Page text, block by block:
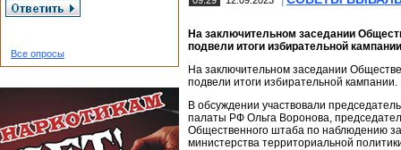
Все опросы
На заключительном заседании
подвели итоги избирательной
На заключительном заседании
подвели итоги избирательной кампании.
В обсуждении участвовали
палаты РФ Ольга Воронова,
Общественного штаба по наблюдению
министерства территориальной